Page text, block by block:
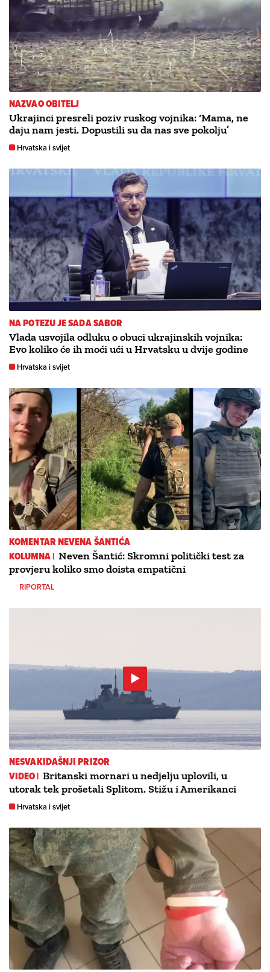
NAZVAO OBITELJ
Ukrajinci presreli poziv ruskog vojnika: ‘Mama, ne
daju nam jesti. Dopustili su da nas sve pokolju’
Hrvatska i svijet
NA POTEZU JE SADA SABOR
Vlada usvojila odluku o obuci ukrajinskih vojnika:
Evo koliko će ih moći ući u Hrvatsku u dvije godine
Hrvatska i svijet
KOMENTAR NEVENA ŠANTIĆA
KOLUMNA | Neven Šantić: Skromni politički test za
provjeru koliko smo doista empatični
RIPORTAL
NESVAKIDAŠNJI PRIZOR
VIDEO | Britanski mornari u nedjelju uplovili, u
utorak tek prošetali Splitom. Stižu i Amerikanci
Hrvatska i svijet